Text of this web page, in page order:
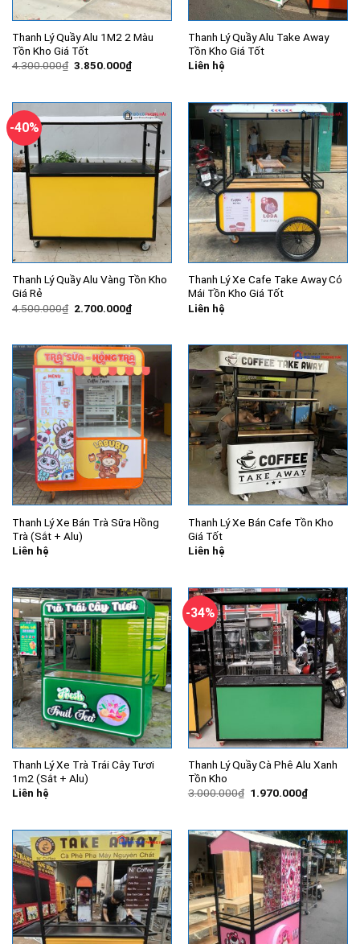
Thanh Lý Quầy Alu 1M2 2 Màu
Tồn Kho Giá Tốt
4.300.000₫ Giá
3.850.000₫Giá
hiện
3.850.000₫.
Thanh Lý Quầy Alu Take Away
Tồn Kho Giá Tốt
Liên hệ
-40%
Thanh Lý Quầy Alu Vàng Tồn Kho
Giá Rẻ
4.500.000₫ Giá
2.700.000₫Giá
hiện
2.700.000₫.
Thanh Lý Xe Cafe Take Away Có
Mái Tồn Kho Giá Tốt
Liên hệ
Thanh Lý Xe Bán Trà Sữa Hồng
Trà (Sắt + Alu)
Liên hệ
Thanh Lý Xe Bán Cafe Tồn Kho
Giá Tốt
Liên hệ
Thanh Lý Xe Trà Trái Cây Tươi
1m2 (Sắt + Alu)
Liên hệ
-34%
Thanh Lý Quầy Cà Phê Alu Xanh
Tồn Kho
3.000.000₫ Giá
1.970.000₫Giá
hiện